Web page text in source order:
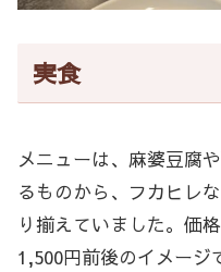
実食
メニューは、麻婆豆腐
るものから、フカヒレ
り揃えていました。価
1,500円前後のイメージ